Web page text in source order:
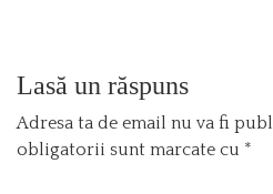
Lasă un răspuns
Adresa ta de email nu va fi
obligatorii sunt marcate cu *